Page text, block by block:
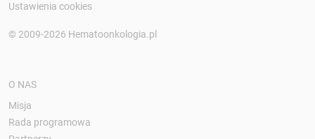
Ustawienia cookies
© 2009-2026 Hematoonkologia.pl
O NAS
Misja
Rada programowa